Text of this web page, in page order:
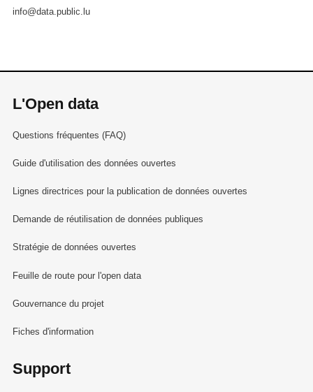
info@data.public.lu
L'Open data
Questions fréquentes (FAQ)
Guide d'utilisation des données ouvertes
Lignes directrices pour la publication de données ouvertes
Demande de réutilisation de données publiques
Stratégie de données ouvertes
Feuille de route pour l'open data
Gouvernance du projet
Fiches d'information
Support